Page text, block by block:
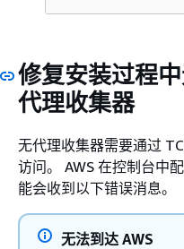
修复安装过程
代理收集器
无代理收集器需要通过
访问。 AWS 在控制台中
能会收到以下错误消息。
无法到达 AWS